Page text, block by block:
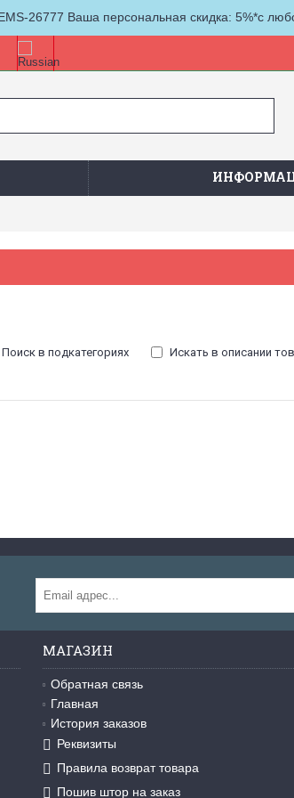
26777 Ваша персональная скидка: 5%*с
Поиск в подкатегориях Искать в описании
МАГАЗИН
Обратная связь
Главная
История заказов
Реквизиты
Правила возврат товара
Пошив штор на заказ